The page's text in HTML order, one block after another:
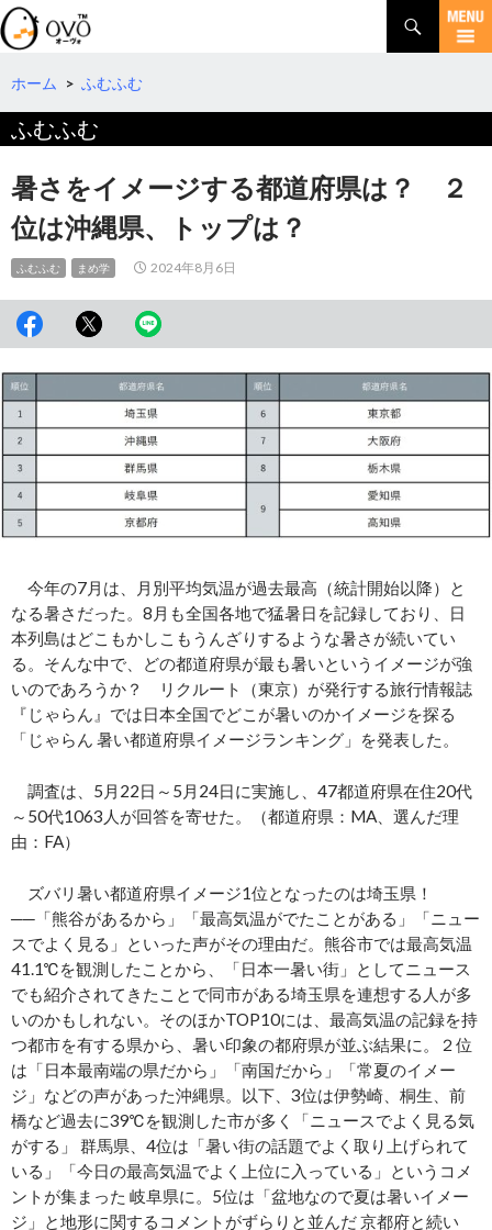
検
索
コ
テ
へ
動
ホーム > ふむふむ
ふむふむ
暑さをイメージする都道府県は？ ２
位は沖縄県、トップは？
ふむふむ まめ学 2024年8月6日
今年の7月は、月別平均気温が過去最高（統計開始以降）と
なる暑さだった。8月も全国各地で猛暑日を記録しており、日
本列島はどこもかしこもうんざりするような暑さが続いてい
る。そんな中で、どの都道府県が最も暑いというイメージが強
いのであろうか？ リクルート（東京）が発行する旅行情報誌
『じゃらん』では日本全国でどこが暑いのかイメージを探る
「じゃらん 暑い都道府県イメージランキング」を発表した。
調査は、5月22日～5月24日に実施し、47都道府県在住20代
～50代1063人が回答を寄せた。（都道府県：MA、選んだ理
由：FA）
ズバリ暑い都道府県イメージ1位となったのは埼玉県！
──「熊谷があるから」「最高気温がでたことがある」「ニュー
スでよく見る」といった声がその理由だ。熊谷市では最高気温
41.1℃を観測したことから、「日本一暑い街」としてニュース
でも紹介されてきたことで同市がある埼玉県を連想する人が多
いのかもしれない。そのほかTOP10には、最高気温の記録を持
つ都市を有する県から、暑い印象の都府県が並ぶ結果に。２位
は「日本最南端の県だから」「南国だから」「常夏のイメー
ジ」などの声があった沖縄県。以下、3位は伊勢崎、桐生、前
橋など過去に39℃を観測した市が多く「ニュースでよく見る気
がする」 群馬県、4位は「暑い街の話題でよく取り上げられて
いる」「今日の最高気温でよく上位に入っている」というコメ
ントが集まった 岐阜県に。5位は「盆地なので夏は暑いイメー
ジ」と地形に関するコメントがずらりと並んだ 京都府と続い